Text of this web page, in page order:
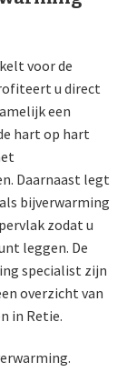
voor de
u direct
een
hart op hart
Daarnaast legt
bijverwarming
zodat u
leggen. De
specialist zijn
overzicht van
in Retie.